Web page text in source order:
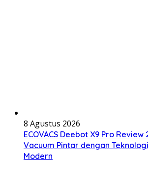
8 Agustus 2026
ECOVACS Deebot X9 Pro Review
Vacuum Pintar dengan
Modern